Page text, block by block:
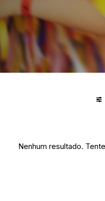
Nenhum resultado.